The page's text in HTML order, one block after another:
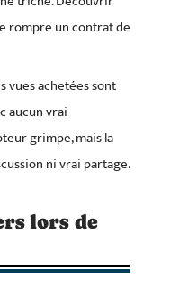
rompre un contrat de
vues achetées sont
aucun vrai
grimpe, mais la
ni vrai partage.
lors de